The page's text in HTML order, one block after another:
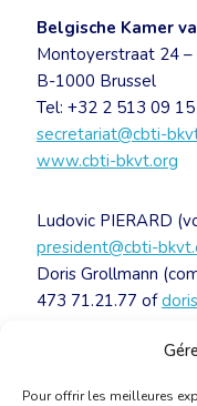
Pour offrir les meilleures
Belgische Kamer
Montoyerstraat 24
B-1000 Brussel
Tel: +32 2 513 09 15
secretariat@cbti-
www.cbti-bkvt.org
Ludovic PIERARD
president@cbti-
Doris Grollmann
473 71.21.77 of
Alarmdag: